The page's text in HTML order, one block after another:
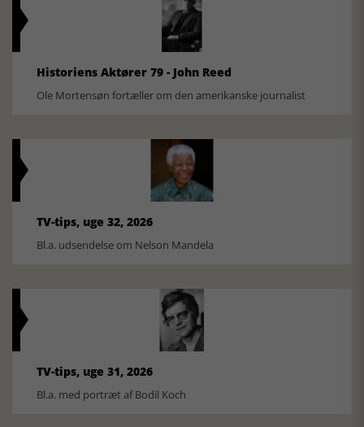
Historiens Aktører 79 - John Reed
Ole Mortensøn fortæller om den amerikanske journalist
TV-tips, uge 32, 2026
Bl.a. udsendelse om Nelson Mandela
TV-tips, uge 31, 2026
Bl.a. med portræt af Bodil Koch